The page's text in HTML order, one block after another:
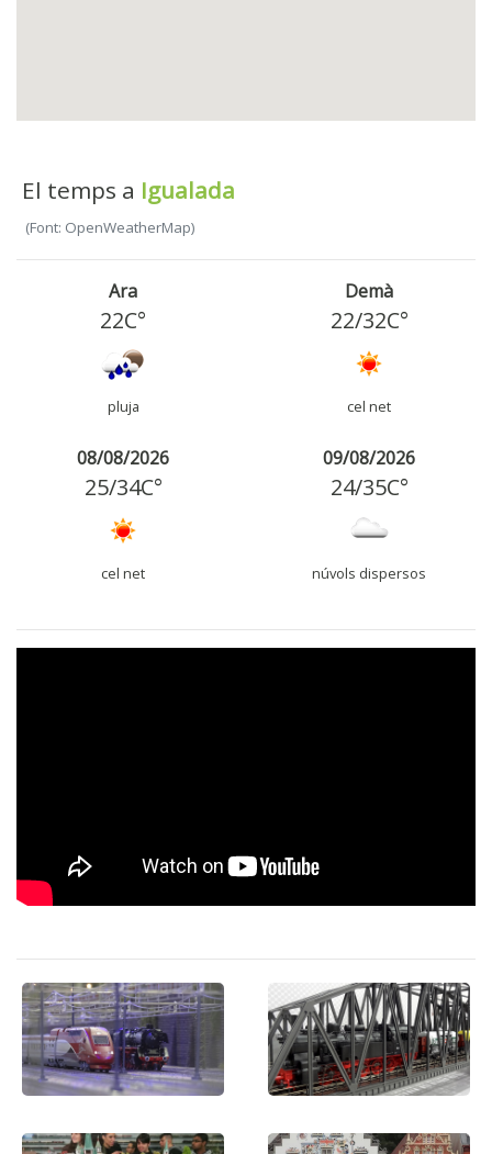
El temps a Igualada
(Font: OpenWeatherMap)
Ara
22C°
pluja
Demà
22/32C°
cel net
08/08/2026
25/34C°
cel net
09/08/2026
24/35C°
núvols dispersos